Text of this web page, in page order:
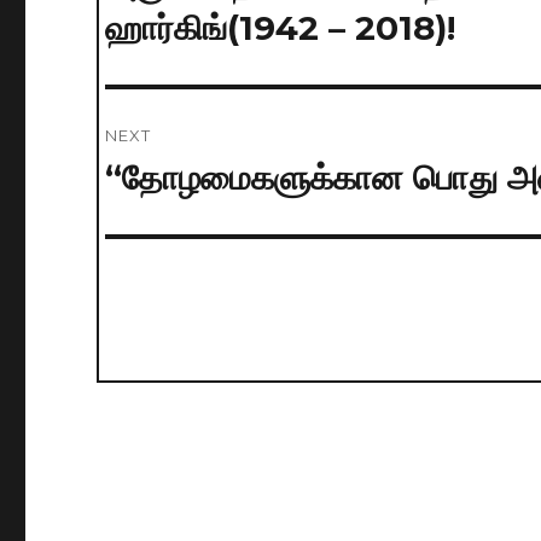
ஹார்கிங்(1942 – 2018)!
NEXT
Next
“தோழமைகளுக்கான பொது